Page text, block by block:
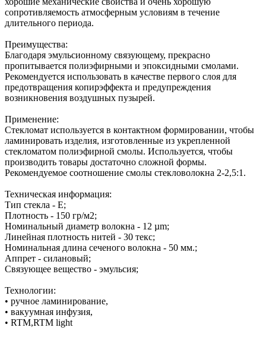
сопротивляемость атмосферным условиям в течение
длительного периода.
Преимущества:
Благодаря эмульсионному связующему, прекрасно
пропитывается полиэфирными и эпоксидными смолами.
Рекомендуется использовать в качестве первого слоя для
предотвращения копирэффекта и предупреждения
возникновения воздушных пузырей.
Применение:
Стекломат используется в контактном формировании, чтобы
ламинировать изделия, изготовленные из укрепленной
стекломатом полиэфирной смолы. Используется, чтобы
производить товары достаточно сложной формы.
Рекомендуемое соотношение смолы стекловолокна 2-2,5:1.
Техническая информация:
Тип стекла - Е;
Плотность - 150 гр/м2;
Номинальный диаметр волокна - 12 µm;
Линейная плотность нитей - 30 текс;
Номинальная длина сеченого волокна - 50 мм.;
Аппрет - силановый;
Связующее вещество - эмульсия;
Технологии:
• ручное ламинирование,
• вакуумная инфузия,
• RTM,RTM light